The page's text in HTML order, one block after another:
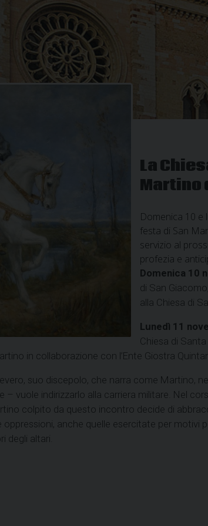
La
Martino
Domenica 10 e
festa di San
servizio al
profezia e
Domenica 10
di San
alla Chiesa di
Lunedì 11
Chiesa di
in collaborazione con l’Ente Giostra
suo discepolo, che narra come Martino,
– vuole indirizzarlo alla carriera militare. Nel
colpito da questo incontro decide di
anche quelle esercitate per motivi
degli altari.